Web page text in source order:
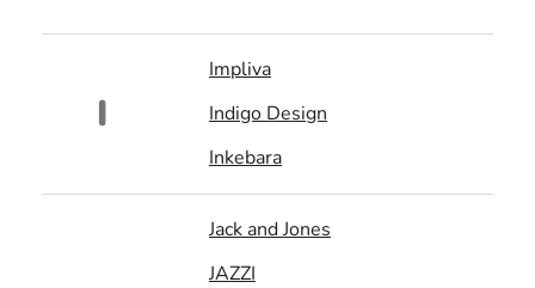
I
Impliva
Indigo Design
Inkebara
Jack and Jones
JAZZI